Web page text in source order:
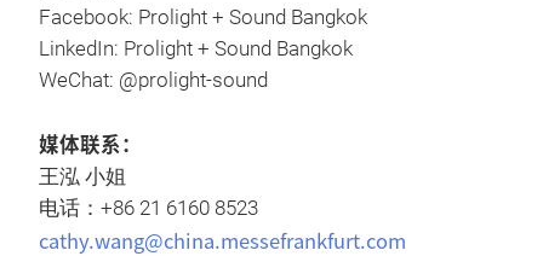
Facebook: Prolight + Sound Bangkok
LinkedIn: Prolight + Sound Bangkok
WeChat: @prolight-sound
媒体联系：
王泓 小姐
电话：+86 21 6160 8523
cathy.wang@china.messefrankfurt.com